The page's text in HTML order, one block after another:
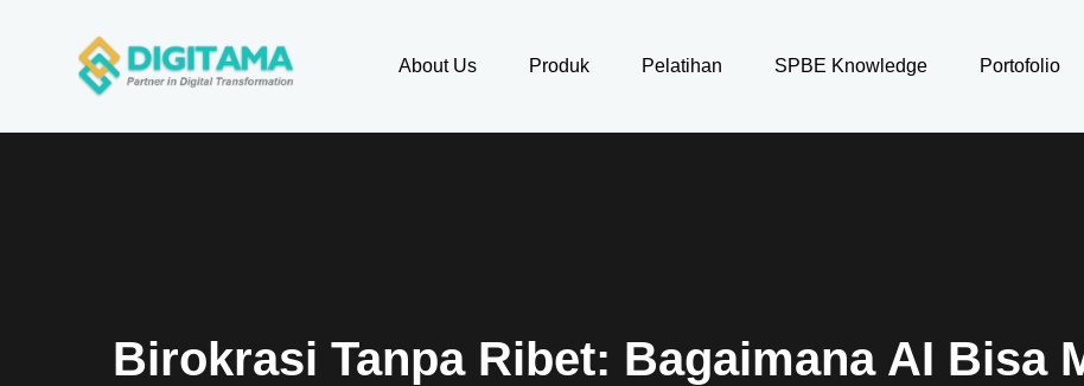
About Us Produk Pelatihan SPBE Knowledge Portofolio
Birokrasi Tanpa Ribet: Bagaimana AI Bisa